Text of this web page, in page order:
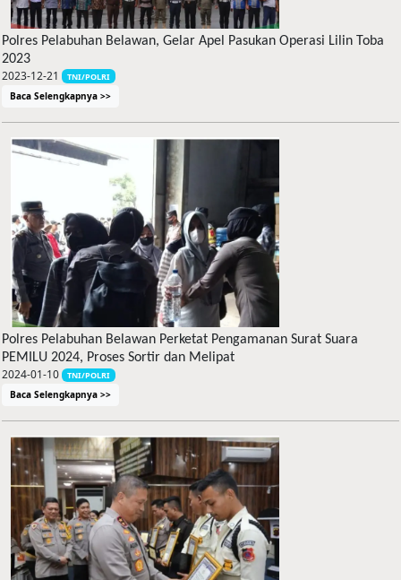
Polres Pelabuhan Belawan, Gelar Apel Pasukan Operasi Lilin Toba
2023
2023-12-21 TNI/POLRI
Baca Selengkapnya >>
Polres Pelabuhan Belawan Perketat Pengamanan Surat Suara
PEMILU 2024, Proses Sortir dan Melipat
2024-01-10 TNI/POLRI
Baca Selengkapnya >>